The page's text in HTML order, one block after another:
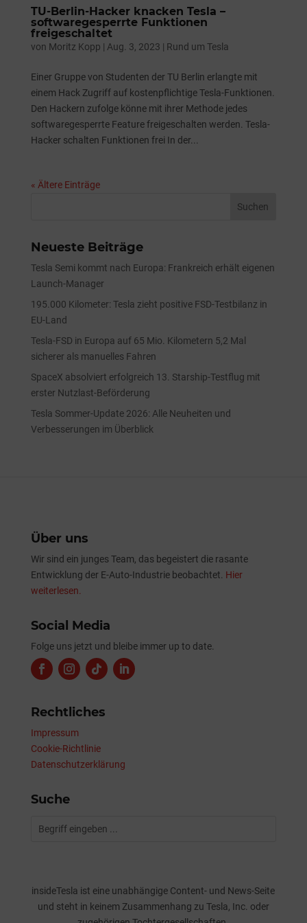
TU-Berlin-Hacker knacken Tesla –
softwaregesperrte Funktionen
freigeschaltet
von Moritz Kopp | Aug. 3, 2023 | Rund um Tesla
Einer Gruppe von Studenten der TU Berlin erlangte mit
einem Hack Zugriff auf kostenpflichtige Tesla-Funktionen.
Den Hackern zufolge könne mit ihrer Methode jedes
softwaregesperrte Feature freigeschalten werden. Tesla-
Hacker schalten Funktionen frei In der...
« Ältere Einträge
Neueste Beiträge
Tesla Semi kommt nach Europa: Frankreich erhält eigenen
Launch-Manager
195.000 Kilometer: Tesla zieht positive FSD-Testbilanz in
EU-Land
Tesla-FSD in Europa auf 65 Mio. Kilometern 5,2 Mal
sicherer als manuelles Fahren
SpaceX absolviert erfolgreich 13. Starship-Testflug mit
erster Nutzlast-Beförderung
Tesla Sommer-Update 2026: Alle Neuheiten und
Verbesserungen im Überblick
Über uns
Wir sind ein junges Team, das begeistert die rasante
Entwicklung der E-Auto-Industrie beobachtet. Hier
weiterlesen.
Social Media
Folge uns jetzt und bleibe immer up to date.
Rechtliches
Impressum
Cookie-Richtlinie
Datenschutzerklärung
Suche
insideTesla ist eine unabhängige Content- und News-Seite
und steht in keinem Zusammenhang zu Tesla, Inc. oder